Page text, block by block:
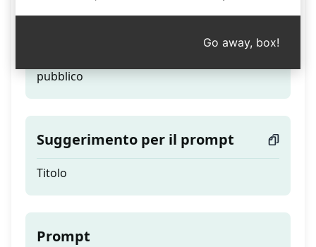
pubblico
Suggerimento per il prompt
Titolo
Prompt
Go away, box!